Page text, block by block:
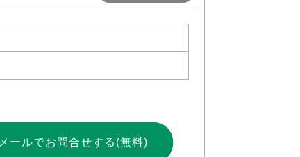
メールでお問合せする(無料)